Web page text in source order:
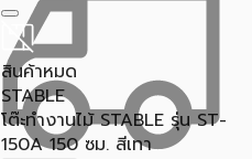
สินค้าหมด
STABLE
โต๊ะทำงานไม้ STABLE รุ่น ST-
150A 150 ซม. สีเทา